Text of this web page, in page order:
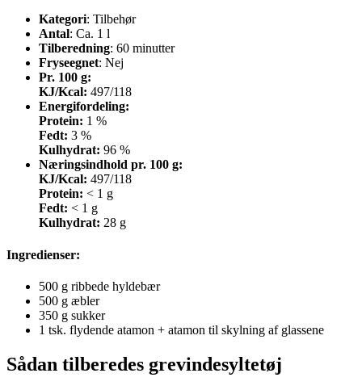
Kategori: Tilbehør
Antal: Ca. 1 l
Tilberedning: 60 minutter
Fryseegnet: Nej
Pr. 100 g:
KJ/Kcal: 497/118
Energifordeling:
Protein: 1 %
Fedt: 3 %
Kulhydrat: 96 %
Næringsindhold pr. 100 g:
KJ/Kcal: 497/118
Protein: < 1 g
Fedt: < 1 g
Kulhydrat: 28 g
Ingredienser:
500 g ribbede hyldebær
500 g æbler
350 g sukker
1 tsk. flydende atamon + atamon til skylning af glassene
Sådan tilberedes grevindesyltetøj